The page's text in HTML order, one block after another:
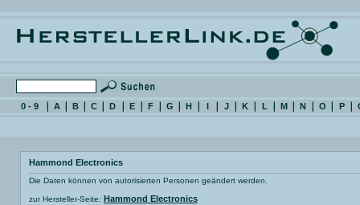
0 - 9 A B C D E F G H I J K L M N O P
Hammond Electronics
Die Daten können von autorisierten Personen geändert werden.
zur Hersteller-Seite: Hammond Electronics